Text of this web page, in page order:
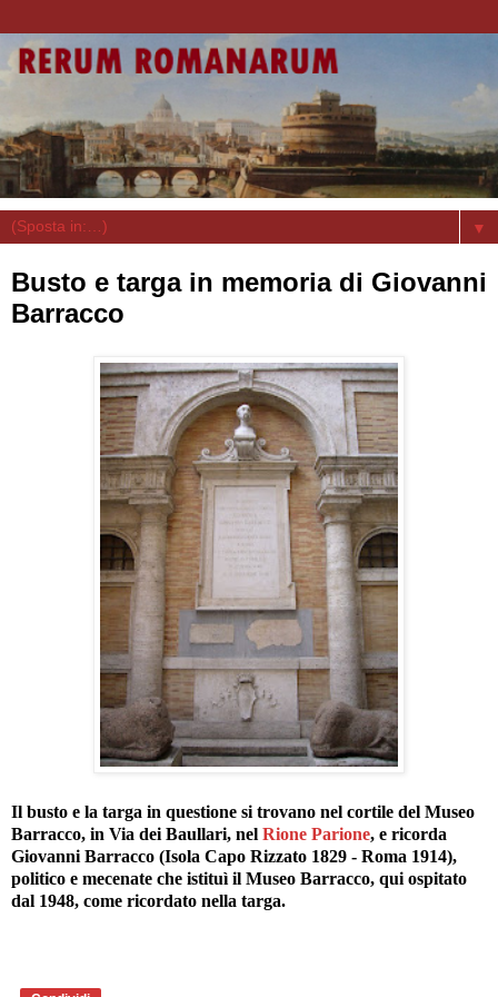
▼
Busto e targa in memoria di Giovanni
Barracco
Il busto e la targa in questione si trovano nel cortile del Museo
Barracco, in Via dei Baullari, nel Rione Parione, e ricorda
Giovanni Barracco (Isola Capo Rizzato 1829 - Roma 1914),
politico e mecenate che istituì il Museo Barracco, qui ospitato
dal 1948, come ricordato nella targa.